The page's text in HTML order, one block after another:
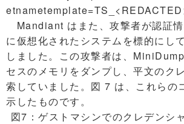
Mandiant はまた、攻撃者が認証
に仮想化されたシステムを標的にし
しました。この攻撃者は、
セスのメモリをダンプし、平文のク
索していました。図 7 は、これらの
示したものです。
図7：ゲストマシンでのクレデンシ